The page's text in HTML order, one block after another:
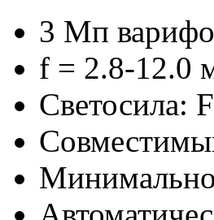
3 Мп
f = 2.8-12.0
Светосила: